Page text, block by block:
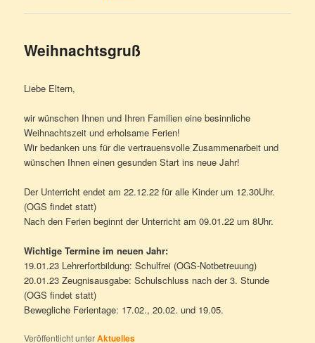
Weihnachtsgruß
Liebe Eltern,
wir wünschen Ihnen und Ihren Familien eine besinnliche
Weihnachtszeit und erholsame Ferien!
Wir bedanken uns für die vertrauensvolle Zusammenarbeit und
wünschen Ihnen einen gesunden Start ins neue Jahr!
Der Unterricht endet am 22.12.22 für alle Kinder um 12.30Uhr.
(OGS findet statt)
Nach den Ferien beginnt der Unterricht am 09.01.22 um 8Uhr.
Wichtige Termine im neuen Jahr:
19.01.23 Lehrerfortbildung: Schulfrei (OGS-Notbetreuung)
20.01.23 Zeugnisausgabe: Schulschluss nach der 3. Stunde
(OGS findet statt)
Bewegliche Ferientage: 17.02., 20.02. und 19.05.
Veröffentlicht unterAktuelles